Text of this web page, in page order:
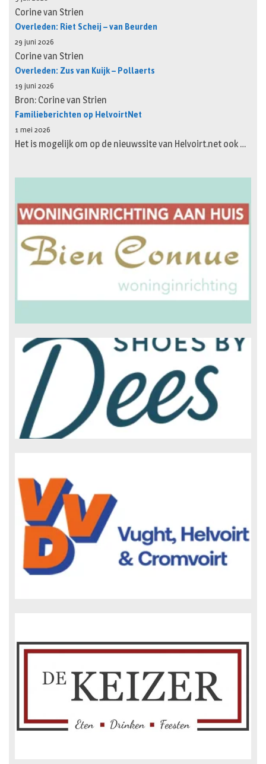
Corine van Strien
Overleden: Riet Scheij – van Beurden
29 juni 2026
Corine van Strien
Overleden: Zus van Kuijk – Pollaerts
19 juni 2026
Bron: Corine van Strien
Familieberichten op HelvoirtNet
1 mei 2026
Het is mogelijk om op de nieuwssite van Helvoirt.net ook …